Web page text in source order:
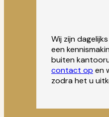
Wij zijn
een
buiten
contact op en
zodra het u